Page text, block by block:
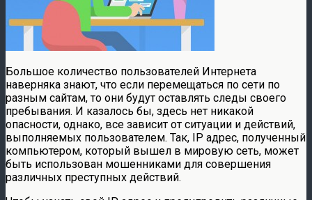
Большое количество пользователей Интернета
наверняка знают, что если перемещаться по сети по
разным сайтам, то они будут оставлять следы своего
пребывания. И казалось бы, здесь нет никакой
опасности, однако, все зависит от ситуации и действий,
выполняемых пользователем. Так, IP адрес, полученный
компьютером, который вышел в мировую сеть, может
быть использован мошенниками для совершения
различных преступных действий.